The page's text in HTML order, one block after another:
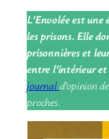
L’Envolée est
les prisons. Elle
prisonnières et
entre l’intérieur et
journald’opinion
proches.